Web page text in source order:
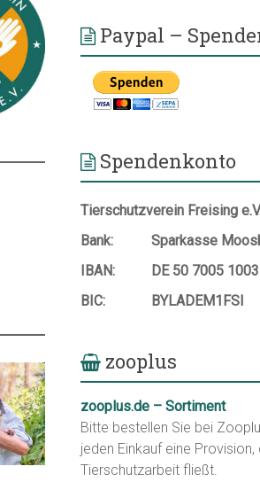
Paypal –
Spendenkonto
Tierschutzverein Freising
Bank:
Sparkasse
IBAN:
DE 50 7005
BIC:
BYLADEM1FSI
zooplus
zooplus.de – Sortiment
Bitte bestellen Sie bei
jeden Einkauf eine Provision,
Tierschutzarbeit fließt.